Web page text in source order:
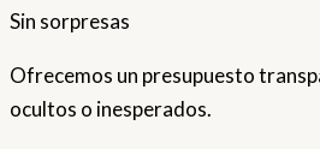
Sin sorpresas
Ofrecemos un presupuesto
ocultos o inesperados.